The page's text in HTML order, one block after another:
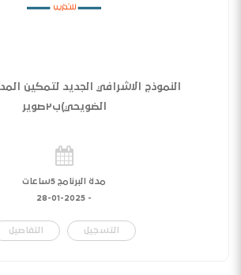
النموذج الاشرافي الجديد لتمكين
الضويحي)ب٢صوير
مدة البرنامج 5ساعات
-
28-01-2025
التسجيل التفاصيل